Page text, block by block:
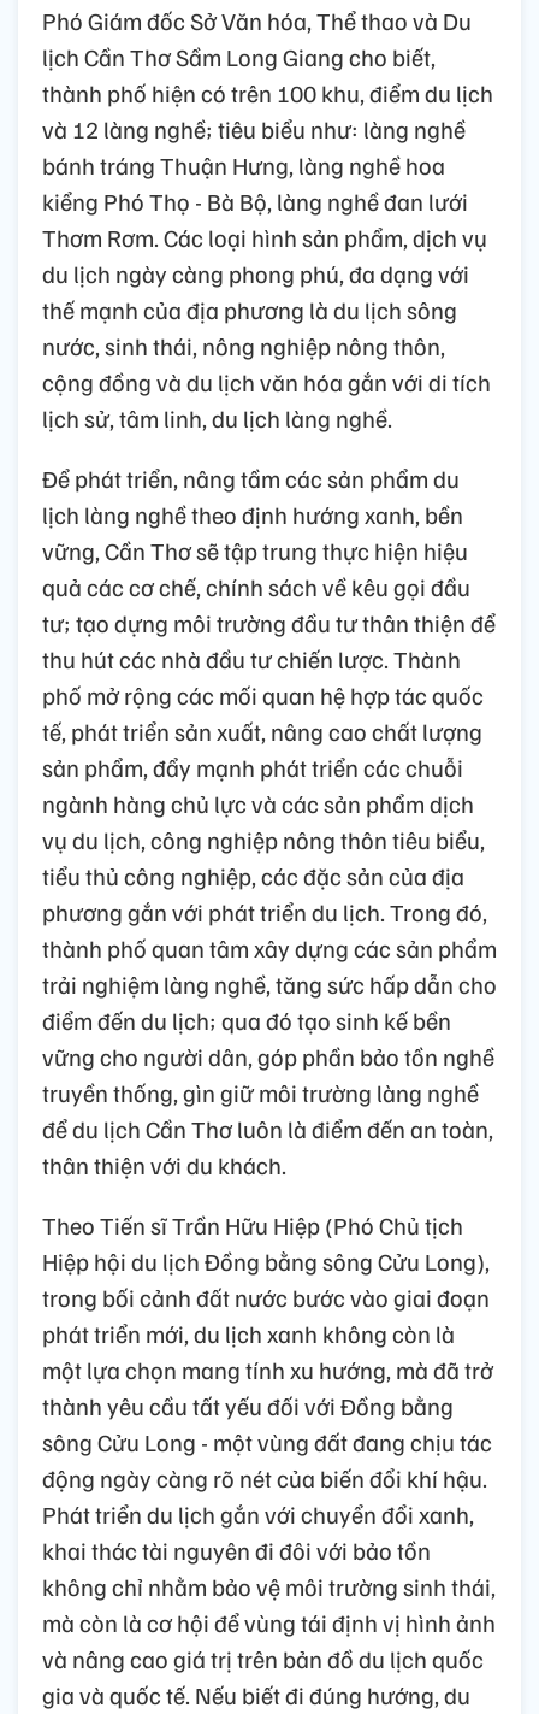
Phó Giám đốc Sở Văn hóa, Thể thao và Du
lịch Cần Thơ Sầm Long Giang cho biết,
thành phố hiện có trên 100 khu, điểm du lịch
và 12 làng nghề; tiêu biểu như: làng nghề
bánh tráng Thuận Hưng, làng nghề hoa
kiểng Phó Thọ - Bà Bộ, làng nghề đan lưới
Thơm Rơm. Các loại hình sản phẩm, dịch vụ
du lịch ngày càng phong phú, đa dạng với
thế mạnh của địa phương là du lịch sông
nước, sinh thái, nông nghiệp nông thôn,
cộng đồng và du lịch văn hóa gắn với di tích
lịch sử, tâm linh, du lịch làng nghề.
Để phát triển, nâng tầm các sản phẩm du
lịch làng nghề theo định hướng xanh, bền
vững, Cần Thơ sẽ tập trung thực hiện hiệu
quả các cơ chế, chính sách về kêu gọi đầu
tư; tạo dựng môi trường đầu tư thân thiện để
thu hút các nhà đầu tư chiến lược. Thành
phố mở rộng các mối quan hệ hợp tác quốc
tế, phát triển sản xuất, nâng cao chất lượng
sản phẩm, đẩy mạnh phát triển các chuỗi
ngành hàng chủ lực và các sản phẩm dịch
vụ du lịch, công nghiệp nông thôn tiêu biểu,
tiểu thủ công nghiệp, các đặc sản của địa
phương gắn với phát triển du lịch. Trong đó,
thành phố quan tâm xây dựng các sản phẩm
trải nghiệm làng nghề, tăng sức hấp dẫn cho
điểm đến du lịch; qua đó tạo sinh kế bền
vững cho người dân, góp phần bảo tồn nghề
truyền thống, gìn giữ môi trường làng nghề
để du lịch Cần Thơ luôn là điểm đến an toàn,
thân thiện với du khách.
Theo Tiến sĩ Trần Hữu Hiệp (Phó Chủ tịch
Hiệp hội du lịch Đồng bằng sông Cửu Long),
trong bối cảnh đất nước bước vào giai đoạn
phát triển mới, du lịch xanh không còn là
một lựa chọn mang tính xu hướng, mà đã trở
thành yêu cầu tất yếu đối với Đồng bằng
sông Cửu Long - một vùng đất đang chịu tác
động ngày càng rõ nét của biến đổi khí hậu.
Phát triển du lịch gắn với chuyển đổi xanh,
khai thác tài nguyên đi đôi với bảo tồn
không chỉ nhằm bảo vệ môi trường sinh thái,
mà còn là cơ hội để vùng tái định vị hình ảnh
và nâng cao giá trị trên bản đồ du lịch quốc
gia và quốc tế. Nếu biết đi đúng hướng, du